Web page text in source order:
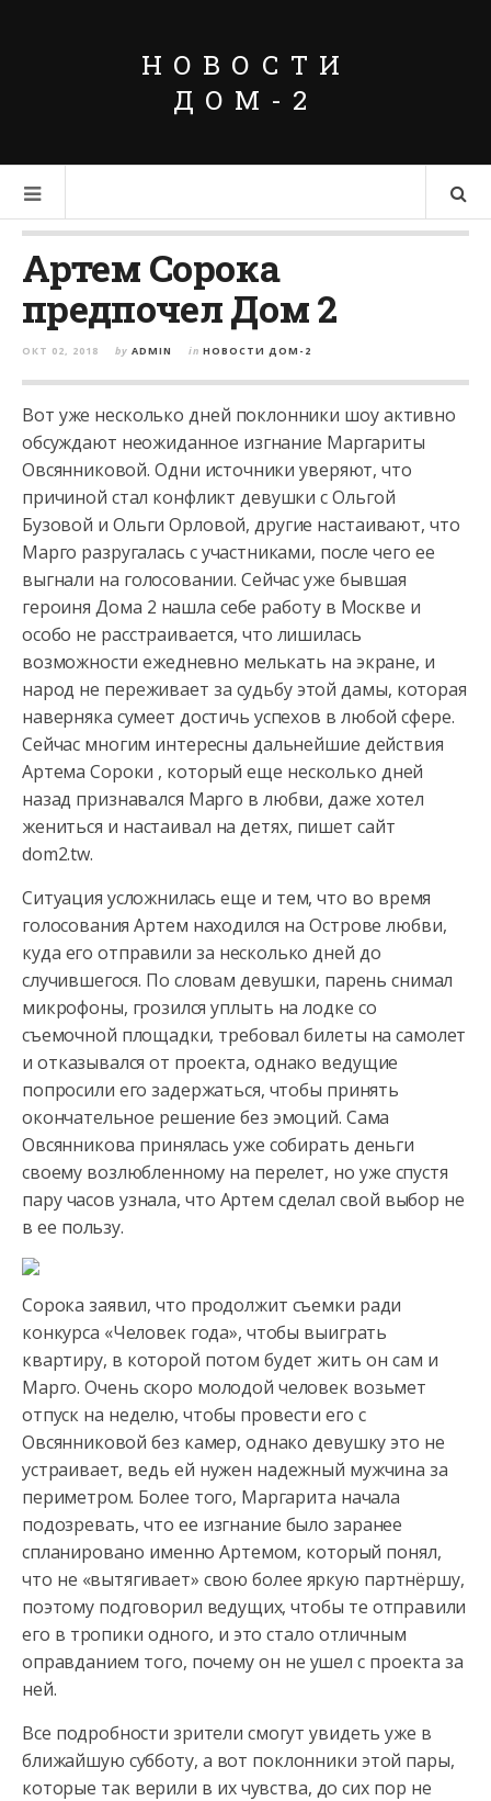
НОВОСТИ
ДОМ-2
Артем Сорока
предпочел Дом 2
ОКТ 02, 2018 by ADMIN in НОВОСТИ ДОМ-2
Вот уже несколько дней поклонники шоу активно
обсуждают неожиданное изгнание Маргариты
Овсянниковой. Одни источники уверяют, что
причиной стал конфликт девушки с Ольгой
Бузовой и Ольги Орловой, другие настаивают, что
Марго разругалась с участниками, после чего ее
выгнали на голосовании. Сейчас уже бывшая
героиня Дома 2 нашла себе работу в Москве и
особо не расстраивается, что лишилась
возможности ежедневно мелькать на экране, и
народ не переживает за судьбу этой дамы, которая
наверняка сумеет достичь успехов в любой сфере.
Сейчас многим интересны дальнейшие действия
Артема Сороки , который еще несколько дней
назад признавался Марго в любви, даже хотел
жениться и настаивал на детях, пишет сайт
dom2.tw.
Ситуация усложнилась еще и тем, что во время
голосования Артем находился на Острове любви,
куда его отправили за несколько дней до
случившегося. По словам девушки, парень снимал
микрофоны, грозился уплыть на лодке со
съемочной площадки, требовал билеты на самолет
и отказывался от проекта, однако ведущие
попросили его задержаться, чтобы принять
окончательное решение без эмоций. Сама
Овсянникова принялась уже собирать деньги
своему возлюбленному на перелет, но уже спустя
пару часов узнала, что Артем сделал свой выбор не
в ее пользу.
Сорока заявил, что продолжит съемки ради
конкурса «Человек года», чтобы выиграть
квартиру, в которой потом будет жить он сам и
Марго. Очень скоро молодой человек возьмет
отпуск на неделю, чтобы провести его с
Овсянниковой без камер, однако девушку это не
устраивает, ведь ей нужен надежный мужчина за
периметром. Более того, Маргарита начала
подозревать, что ее изгнание было заранее
спланировано именно Артемом, который понял,
что не «вытягивает» свою более яркую партнёршу,
поэтому подговорил ведущих, чтобы те отправили
его в тропики одного, и это стало отличным
оправданием того, почему он не ушел с проекта за
ней.
Все подробности зрители смогут увидеть уже в
ближайшую субботу, а вот поклонники этой пары,
которые так верили в их чувства, до сих пор не